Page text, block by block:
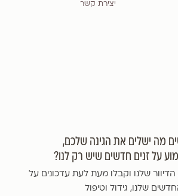
יצירת קשר
מה ישלים את הגינה שלכם,
על זנים חדשים שיש רק לנו?
שלנו וקבלו מעת לעת עדכונים על
שלנו, גידול וטיפול